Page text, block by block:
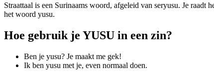
Straattaal is een Surinaams woord, afgeleid van seryusu. Je
het woord yusu.
Hoe gebruik je YUSU in een zin?
Ben je yusu? Je maakt me gek!
Ik ben yusu met je, even normaal doen.